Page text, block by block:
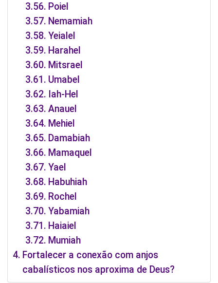
Poiel
Nemamiah
Yeialel
Harahel
Mitsrael
Umabel
Iah-Hel
Anauel
Mehiel
Damabiah
Mamaquel
Yael
Habuhiah
Rochel
Yabamiah
Haiaiel
Mumiah
Fortalecer a conexão com anjos
cabalísticos nos aproxima de Deus?